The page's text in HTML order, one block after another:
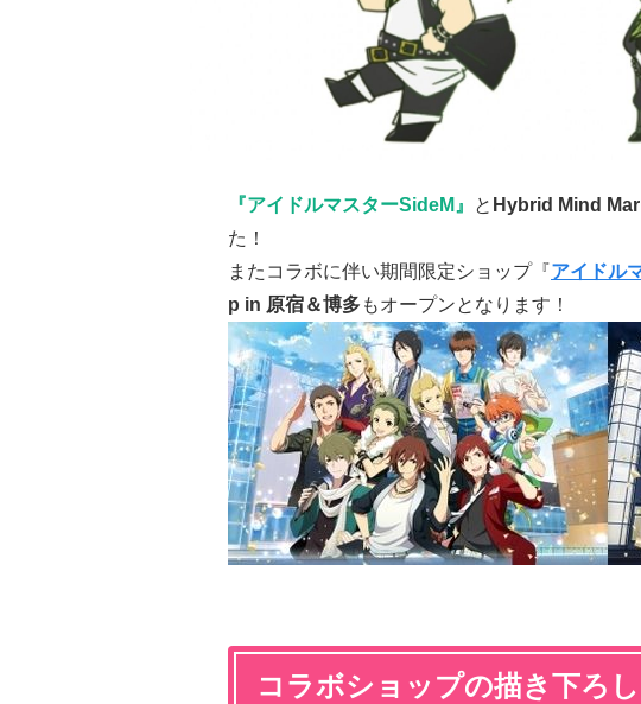
『アイドルマスターSideM』 と Hybrid Mind
た！
またコラボに伴い期間限定ショップ『アイドル
p in 原宿＆博多もオープンとなります！
コラボショップの描き下ろ